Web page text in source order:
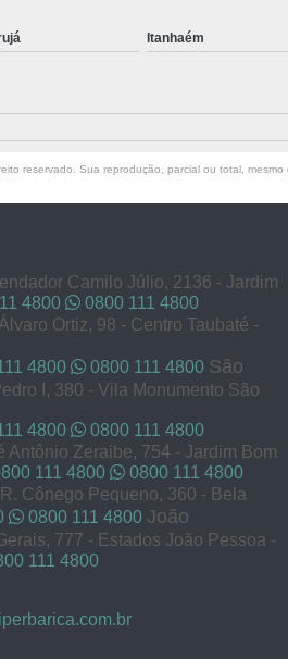
Itanhaém
reservado. Sua reprodução, parcial ou total,
Camilo Júlio, 2136 - Jardim
4800 0800 111 4800
Ortiz, 98 - Centro Taubaté -
4800 0800 111 4800 São
I, 380 - Vila Monumento São
4800 0800 111 4800
Antônio Zeraibe, 754 - Jardim Bom
111 4800 0800 111 4800
R. Cônego Pequeno, 360 - Bela
0800 111 4800 João
777 - Estados João Pessoa -
111 4800